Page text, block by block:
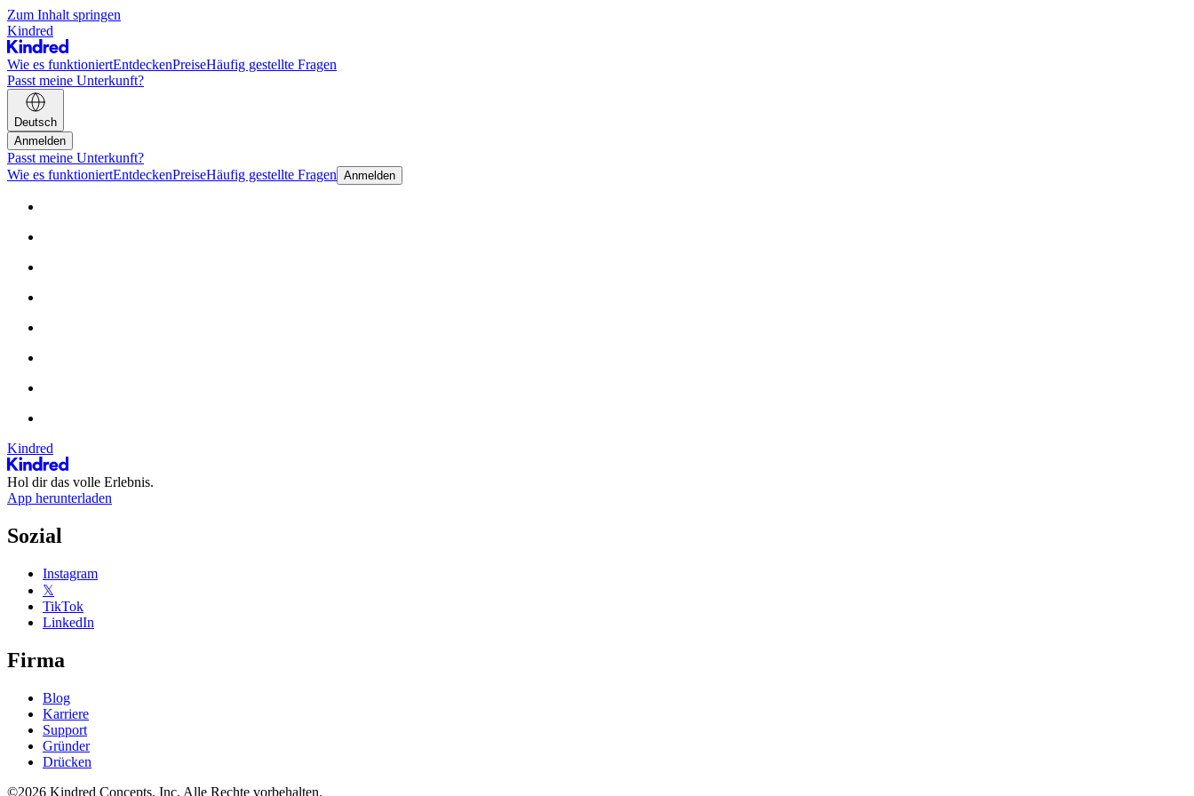
Zum Inhalt springen
Kindred
Wie es funktioniertEntdeckenPreiseHäufig gestellte Fragen
Passt meine Unterkunft?
Deutsch
Anmelden
Passt meine Unterkunft?
Wie es funktioniertEntdeckenPreiseHäufig gestellte Fragen Anmelden
Kindred
Hol dir das volle Erlebnis.
App herunterladen
Sozial
Instagram
𝕏
TikTok
LinkedIn
Firma
Blog
Karriere
Support
Gründer
Drücken
©2026 Kindred Concepts, Inc. Alle Rechte vorbehalten.